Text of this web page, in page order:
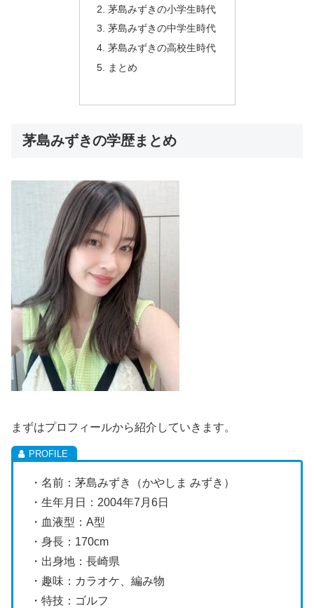
茅島みずきの小学生時代
茅島みずきの中学生時代
茅島みずきの高校生時代
まとめ
茅島みずきの学歴まとめ
まずはプロフィールから紹介していきます。
・名前：茅島みずき（かやしま みずき）
・生年月日：2004年7月6日
・血液型：A型
・身長：170cm
・出身地：長崎県
・趣味：カラオケ、編み物
・特技：ゴルフ